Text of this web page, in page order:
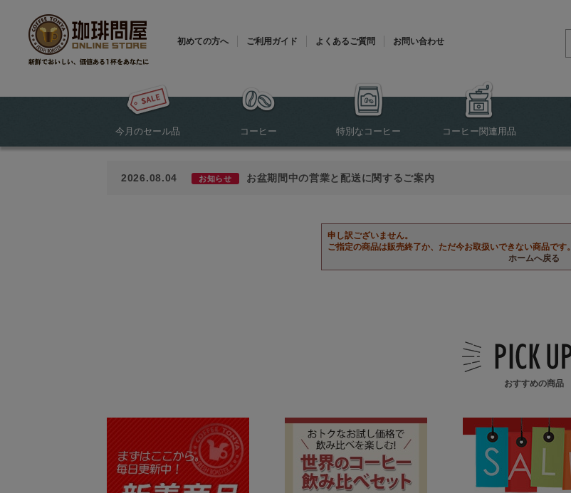
初めての方へ ご利用ガイド よくあるご質問
お問い合わせ
今月のセール品 コーヒー 特別なコーヒー コーヒー関連用品
2026.08.04 お知らせ お盆期間中の営業と配送に関するご案内
申し訳ございません。
ご指定の商品は販売終了か、ただ今お取扱いできない商品です。
ホームへ戻る
おすすめの商品